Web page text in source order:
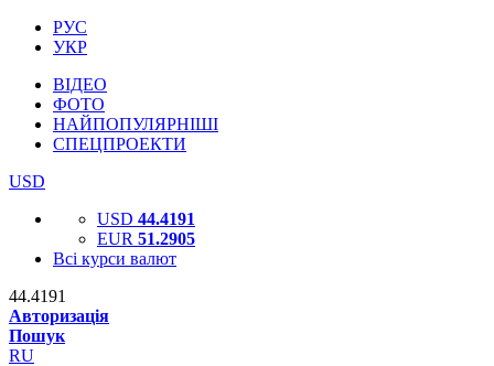
РУС
УКР
ВІДЕО
ФОТО
НАЙПОПУЛЯРНІШІ
СПЕЦПРОЕКТИ
USD
USD 44.4191
EUR 51.2905
Всі курси валют
44.4191
Авторизація
Пошук
RU